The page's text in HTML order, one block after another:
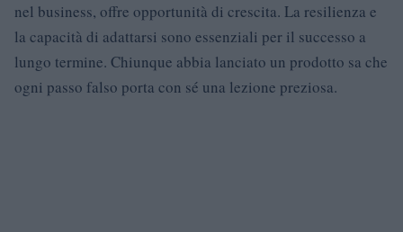
nel business, offre opportunità di crescita. La resilienza e
la capacità di adattarsi sono essenziali per il successo a
lungo termine. Chiunque abbia lanciato un prodotto sa che
ogni passo falso porta con sé una lezione preziosa.